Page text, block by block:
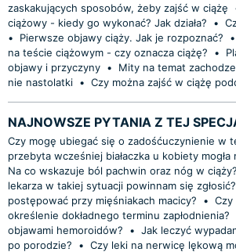
zaskakujących sposobów, żeby zajść w ciążę
ciążowy - kiedy go wykonać? Jak działa?
•
•
Pierwsze objawy ciąży. Jak je rozpoznać? •
na teście ciążowym - czy oznacza ciążę?
•
objawy i przyczyny •
Mity na temat
nie nastolatki • Czy można zajść w ciążę
NAJNOWSZE PYTANIA Z TEJ
Czy mogę ubiegać się o zadośćuczynienie w
przebyta wcześniej białaczka u kobiety mogła
Na co wskazuje ból pachwin oraz nóg w ciąży?
lekarza w takiej sytuacji powinnam się zgłosić?
postępować przy mięśniakach macicy?
• Czy
określenie dokładnego terminu zapłodnienia?
objawami hemoroidów?
• Jak leczyć
po porodzie?
• Czy leki na nerwicę lękową